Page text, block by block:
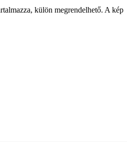
külön megrendelhető. A kép